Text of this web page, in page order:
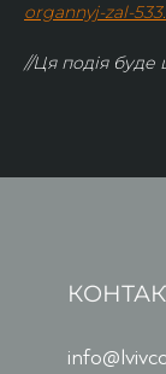
organnyj-zal-
//Ця подія буде